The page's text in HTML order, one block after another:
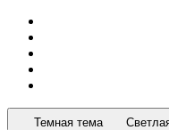
Темная тема